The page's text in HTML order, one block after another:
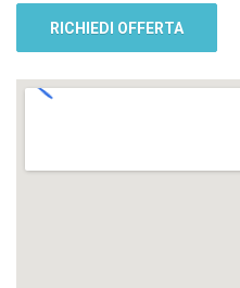
RICHIEDI OFFERTA